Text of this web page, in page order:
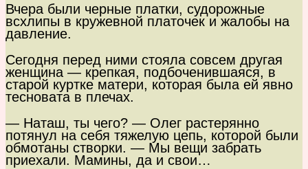
Вчера были черные платки, судорожные
всхлипы в кружевной платочек и жалобы на
давление.
Сегодня перед ними стояла совсем другая
женщина — крепкая, подбоченившаяся, в
старой куртке матери, которая была ей явно
тесновата в плечах.
— Наташ, ты чего? — Олег растерянно
потянул на себя тяжелую цепь, которой были
обмотаны створки. — Мы вещи забрать
приехали. Мамины, да и свои…